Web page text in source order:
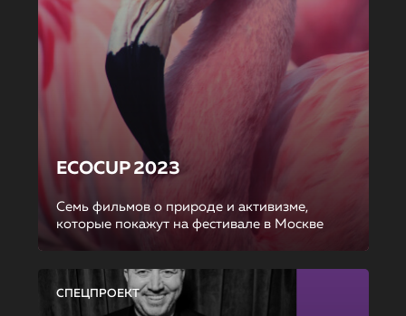
ECOCUP 2023
Семь фильмов о природе и активизме,
которые покажут на фестивале в Москве
СПЕЦПРОЕКТ